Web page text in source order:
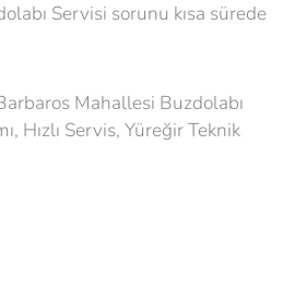
Servisi sorunu kısa sürede
Mahallesi Buzdolabı
Hızlı Servis, Yüreğir Teknik